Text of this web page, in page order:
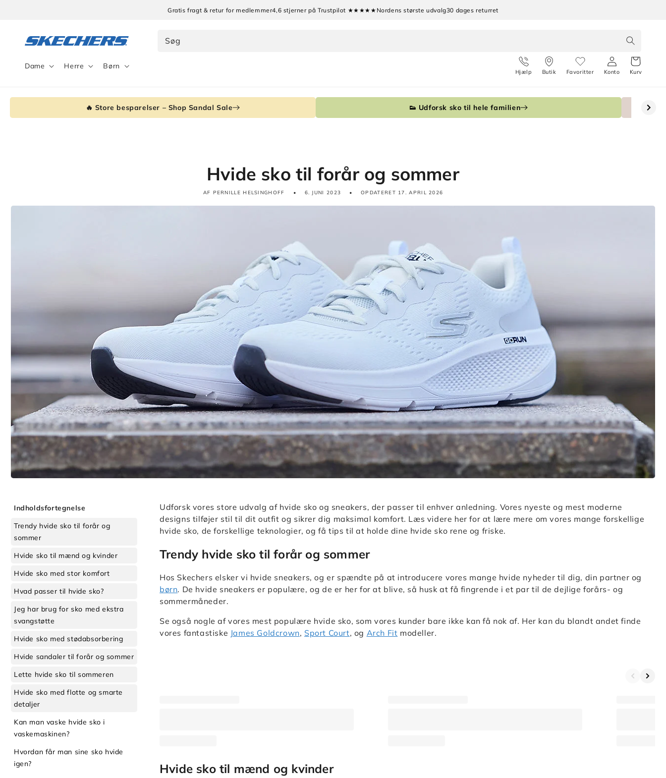
Gratis fragt & retur for medlemmer4,6 stjerner på Trustpilot ★★★★★ Nordens største udvalg30 dages returret
Dame Herre Børn
Søg
Hjælp Butik Favoritter Konto Kurv
🔥 Store besparelser – Shop Sandal Sale 👟 Udforsk sko til hele familien
Hvide sko til forår og sommer
AF PERNILLE HELSINGHOFF 6. JUNI 2023 OPDATERET 17. APRIL 2026
Indholdsfortegnelse
Trendy hvide sko til forår og
sommer
Hvide sko til mænd og kvinder
Hvide sko med stor komfort
Hvad passer til hvide sko?
Jeg har brug for sko med ekstra
svangstøtte
Hvide sko med stødabsorbering
Hvide sandaler til forår og sommer
Lette hvide sko til sommeren
Hvide sko med flotte og smarte
detaljer
Kan man vaske hvide sko i
vaskemaskinen?
Hvordan får man sine sko hvide
igen?
Udforsk vores store udvalg af hvide sko og sneakers, der passer til enhver anledning. Vores nyeste og mest moderne
designs tilføjer stil til dit outfit og sikrer dig maksimal komfort. Læs videre her for at lære mere om vores mange forskellige
hvide sko, de forskellige teknologier, og få tips til at holde dine hvide sko rene og friske.
Trendy hvide sko til forår og sommer
Hos Skechers elsker vi hvide sneakers, og er spændte på at introducere vores mange hvide nyheder til dig, din partner og
børn. De hvide sneakers er populære, og de er her for at blive, så husk at få fingrende i et par til de dejlige forårs- og
sommermåneder.
Se også nogle af vores mest populære hvide sko, som vores kunder bare ikke kan få nok af. Her kan du blandt andet finde
vores fantastiske James Goldcrown, Sport Court, og Arch Fit modeller.
Hvide sko til mænd og kvinder